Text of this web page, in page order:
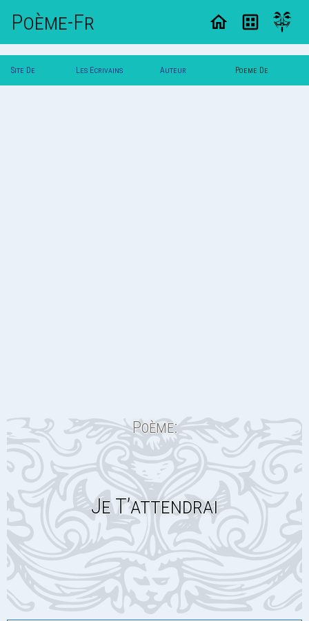
Poème-Fr
Site De Les Ecrivains Auteur Poeme De
Poème:
Je T’attendrai